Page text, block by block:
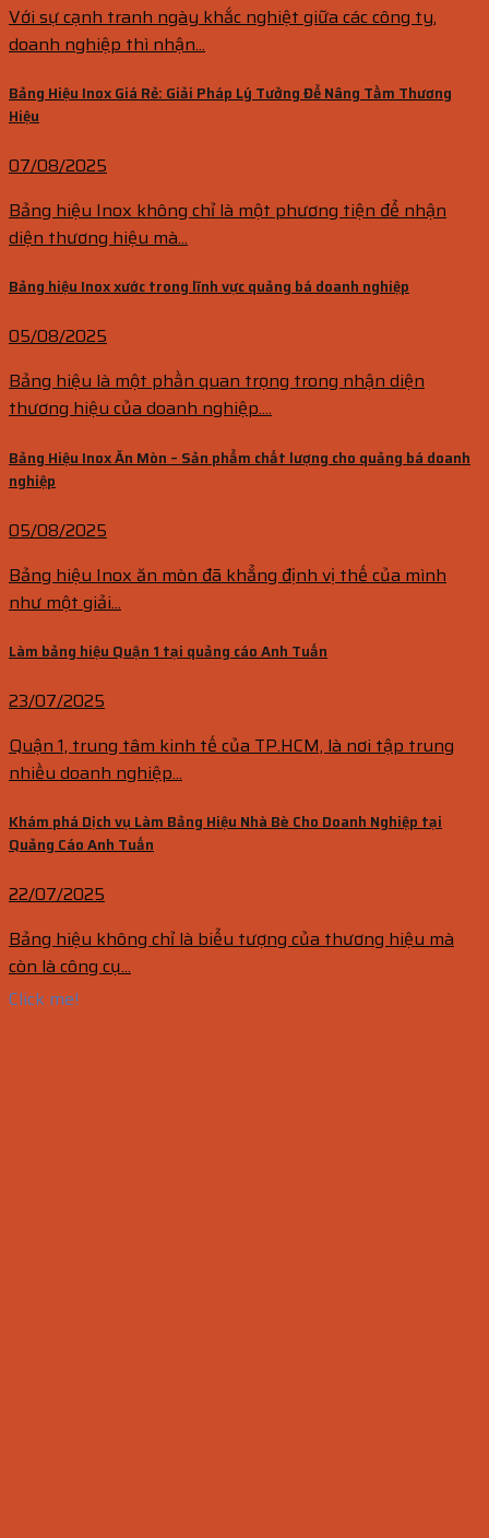
Với sự cạnh tranh ngày khắc nghiệt giữa các công ty,
doanh nghiệp thì nhận...
Bảng Hiệu Inox Giá Rẻ: Giải Pháp Lý Tưởng Để Nâng Tầm Thương
Hiệu
07/08/2025
Bảng hiệu Inox không chỉ là một phương tiện để nhận
diện thương hiệu mà...
Bảng hiệu Inox xước trong lĩnh vực quảng bá doanh nghiệp
05/08/2025
Bảng hiệu là một phần quan trọng trong nhận diện
thương hiệu của doanh nghiệp....
Bảng Hiệu Inox Ăn Mòn – Sản phẩm chất lượng cho quảng bá doanh
nghiệp
05/08/2025
Bảng hiệu Inox ăn mòn đã khẳng định vị thế của mình
như một giải...
Làm bảng hiệu Quận 1 tại quảng cáo Anh Tuấn
23/07/2025
Quận 1, trung tâm kinh tế của TP.HCM, là nơi tập trung
nhiều doanh nghiệp...
Khám phá Dịch vụ Làm Bảng Hiệu Nhà Bè Cho Doanh Nghiệp tại
Quảng Cáo Anh Tuấn
22/07/2025
Bảng hiệu không chỉ là biểu tượng của thương hiệu mà
còn là công cụ...
Click me!